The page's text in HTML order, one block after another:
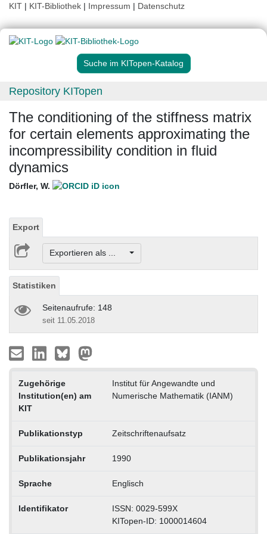
KIT | KIT-Bibliothek | Impressum | Datenschutz
Suche im KITopen-Katalog
Repository KITopen
The conditioning of the stiffness matrix
for certain elements approximating the
incompressibility condition in fluid
dynamics
Dörfler, W.
Export
Exportieren als ...
Statistiken
Seitenaufrufe: 148
seit 11.05.2018
Zugehörige
Institution(en) am
KIT
Institut für Angewandte und
Numerische Mathematik (IANM)
Publikationstyp Zeitschriftenaufsatz
Publikationsjahr 1990
Sprache Englisch
Identifikator
ISSN: 0029-599X
KITopen-ID: 1000014604